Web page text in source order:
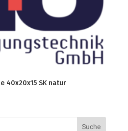
40x20x15 SK natur
Suche